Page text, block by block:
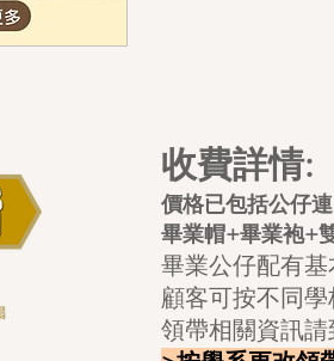
收費詳情:
價格已包括公仔連
畢業帽+畢業袍+
畢業公仔配有基
顧客可按不同
領帶相關資訊